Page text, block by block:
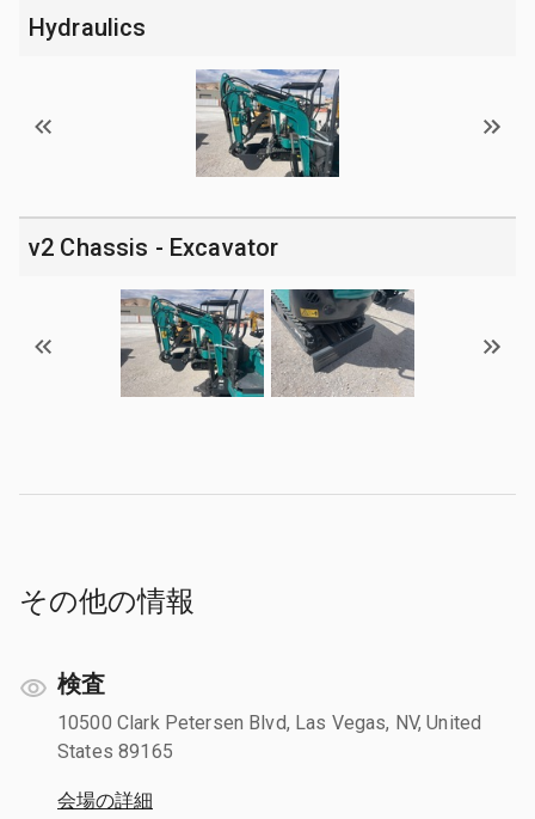
Hydraulics
v2 Chassis - Excavator
その他の情報
検査
10500 Clark Petersen Blvd, Las Vegas, NV, United
States 89165
会場の詳細